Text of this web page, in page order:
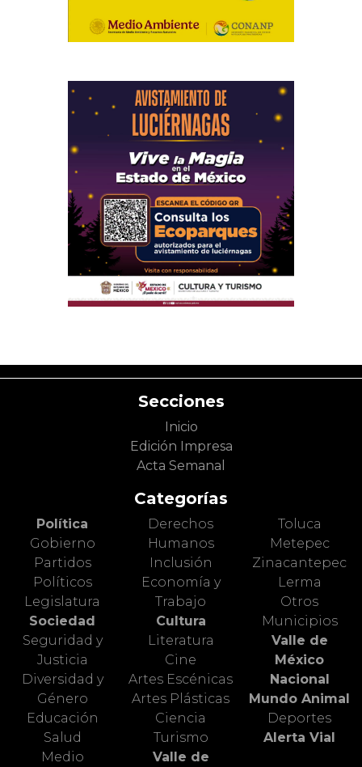
Secciones
Inicio
Edición Impresa
Acta Semanal
Categorías
Política
Gobierno
Partidos
Políticos
Legislatura
Sociedad
Seguridad y
Justicia
Diversidad y
Género
Educación
Salud
Medio
Derechos
Humanos
Inclusión
Economía y
Trabajo
Cultura
Literatura
Cine
Artes Escénicas
Artes Plásticas
Ciencia
Turismo
Valle de
Toluca
Metepec
Zinacantepec
Lerma
Otros
Municipios
Valle de
México
Nacional
Mundo Animal
Deportes
Alerta Vial